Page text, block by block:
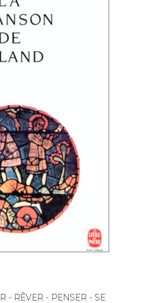
- RÊVER - PENSER - SE